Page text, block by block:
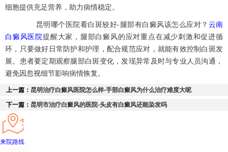
细胞提供充足营养，助力病情稳定。
昆明哪个医院看白斑较好-腿部有白癜风该怎么应对？ 云南
白癜风医院提醒大家，腿部白癜风的应对重点在减少刺激和促进循
环，只要做好日常防护和护理，配合规范应对，就能有效控制白斑发
展。患者要定期观察腿部白斑变化，发现异常及时与专业人员沟通，
避免因忽视细节影响病情恢复。
上一篇： 昆明治疗白癜风医院怎么样-手部白癜风为什么治疗难度大呢
下一篇： 昆明市治疗白癜风的医院-头皮有白癜风还能染发吗
来院路线